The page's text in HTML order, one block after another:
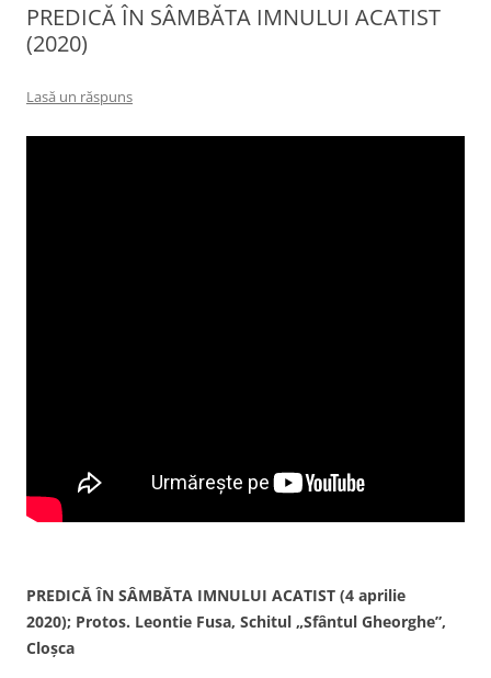
PREDICĂ ÎN SÂMBĂTA IMNULUI ACATIST
(2020)
Lasă un răspuns
PREDICĂ ÎN SÂMBĂTA IMNULUI ACATIST (4 aprilie
2020); Protos. Leontie Fusa, Schitul „Sfântul Gheorghe”,
Cloşca